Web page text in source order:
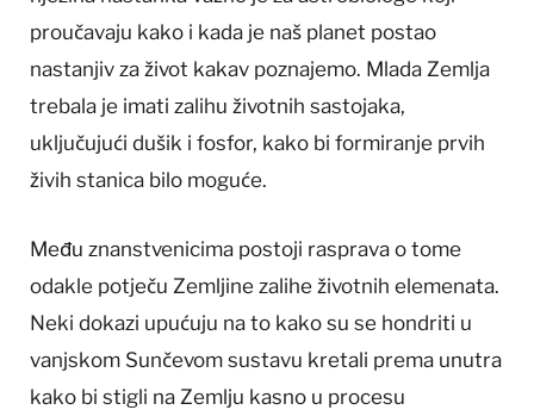
proučavaju kako i kada je naš planet postao
nastanjiv za život kakav poznajemo. Mlada Zemlja
trebala je imati zalihu životnih sastojaka,
uključujući dušik i fosfor, kako bi formiranje prvih
živih stanica bilo moguće.
Među znanstvenicima postoji rasprava o tome
odakle potječu Zemljine zalihe životnih elemenata.
Neki dokazi upućuju na to kako su se hondriti u
vanjskom Sunčevom sustavu kretali prema unutra
kako bi stigli na Zemlju kasno u procesu